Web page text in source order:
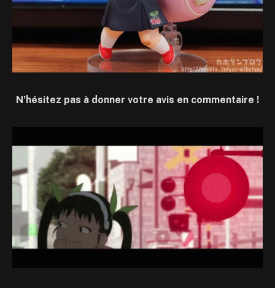
N’hésitez pas à donner votre avis en commentaire !